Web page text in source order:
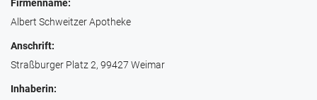
Firmenname:
Albert Schweitzer Apotheke
Anschrift:
Straßburger Platz 2, 99427 Weimar
Inhaberin: